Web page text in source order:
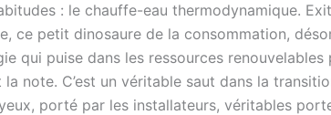
: le chauffe-eau thermodynamique.
ce petit dinosaure de la consommation,
qui puise dans les ressources renouvelables
note. C’est un véritable saut dans la
yeux, porté par les installateurs, véritables